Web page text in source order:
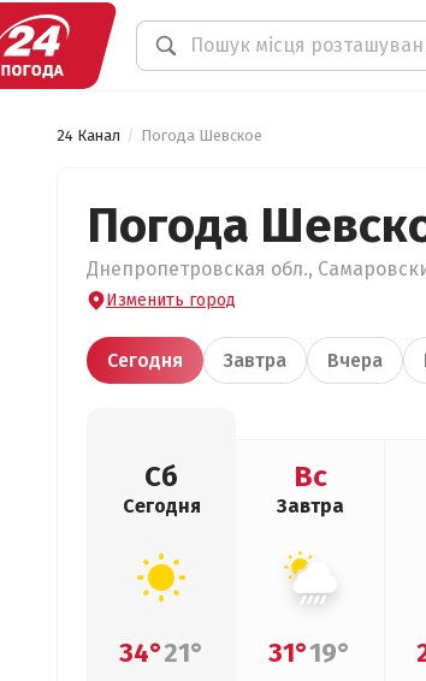
24 Канал Погода Шевское
Погода
Днепропетровская обл.,
Изменить город
Сегодня Завтра Вчера
Сб
Сегодня
34°21°
Вс
Завтра
31°19°